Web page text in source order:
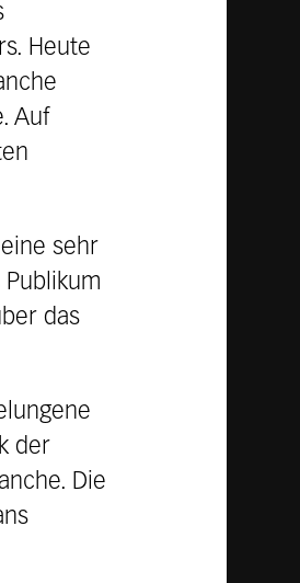
Heute
Auf
sehr
das
der
Die